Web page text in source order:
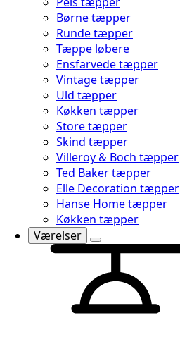
Børne tæpper
Runde tæpper
Tæppe løbere
Ensfarvede tæpper
Vintage tæpper
Uld tæpper
Køkken tæpper
Store tæpper
Skind tæpper
Villeroy & Boch tæpper
Ted Baker tæpper
Elle Decoration tæpper
Hanse Home tæpper
Køkken tæpper
Værelser